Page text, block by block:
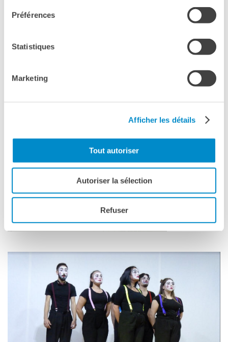
Préférences
Statistiques
Marketing
Afficher les détails
Tout autoriser
Autoriser la sélection
Refuser
élèves, notamment ceux de l’Istituto Alberghiero Vittorio
Veneto et de l’Istituto Comprensivo Pertini à venir jouer sur